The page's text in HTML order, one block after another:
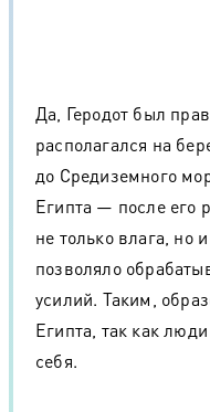
Да, Геродот был
располагался на
до Средиземного
Египта — после его
не только влага, но
позволяло
усилий. Таким,
Египта, так как
себя.